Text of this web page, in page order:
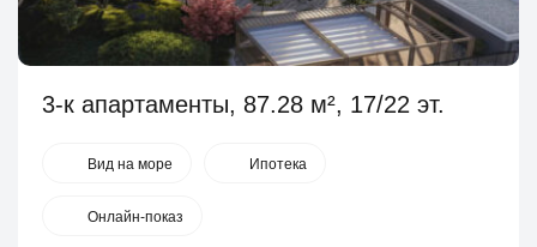
3-к апартаменты, 87.28 м², 17/22 эт.
Вид на море Ипотека
Онлайн-показ